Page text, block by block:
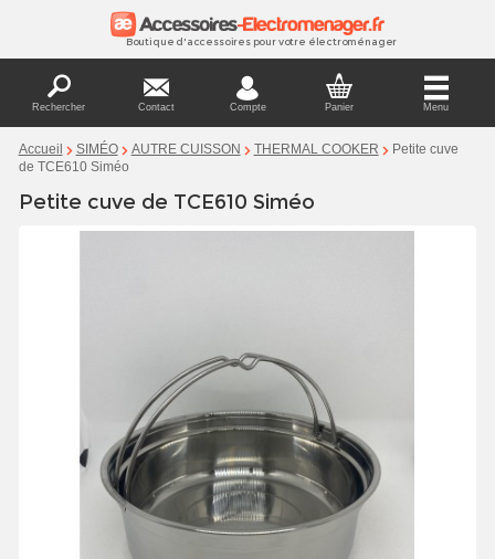
Boutique d'accessoires pour votre électroménager
Rechercher Contact Compte Panier Menu
Accueil SIMÉO AUTRE CUISSON THERMAL COOKER
Petite cuve
de TCE610 Siméo
Petite cuve de TCE610 Siméo